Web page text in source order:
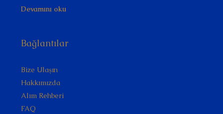
Devamını oku
Bağlantılar
Bize Ulaşın
Hakkımızda
Alım Rehberi
FAQ